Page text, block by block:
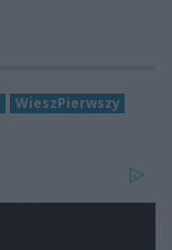
WieszPierwszy